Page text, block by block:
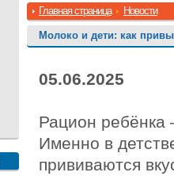
Главная страница Новости
Молоко и дети: как
05.06.2025
Рацион ребёнка
Именно в
прививаются